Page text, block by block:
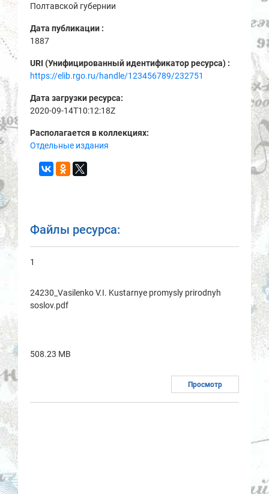
Полтавской губернии
Дата публикации :
1887
URI (Унифицированный идентификатор ресурса) :
https://elib.rgo.ru/handle/123456789/232751
Дата загрузки ресурса:
2020-09-14T10:12:18Z
Располагается в коллекциях:
Отдельные издания
Файлы ресурса:
1
24230_Vasilenko V.I. Kustarnye promysly prirodnyh
soslov.pdf
508.23 MB
Просмотр